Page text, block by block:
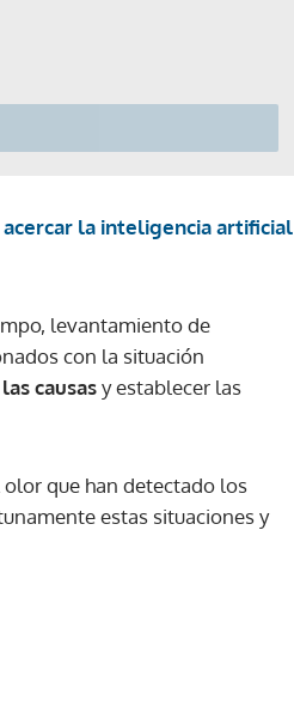
la inteligencia artificial
levantamiento de
con la situación
causasy establecer las
que han detectado los
estas situaciones y